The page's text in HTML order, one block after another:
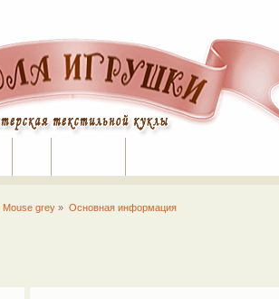
Mouse grey » Основная информация